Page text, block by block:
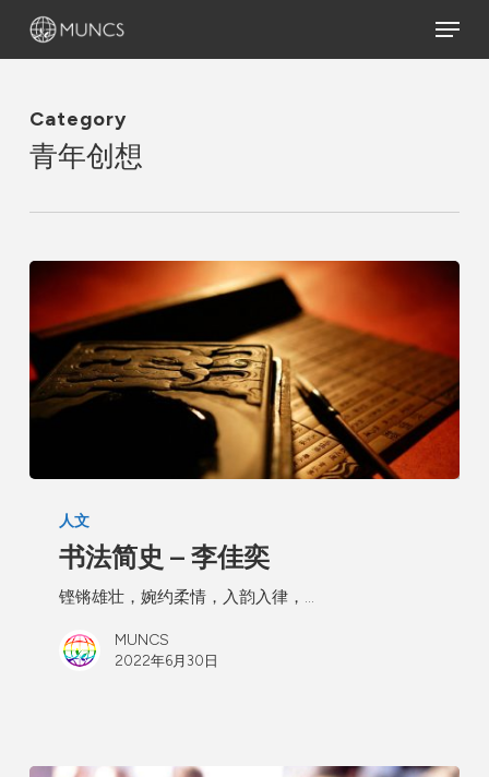
Menu
Category
青年创想
人文
书法简史 – 李佳奕
铿锵雄壮，婉约柔情，入韵入律，…
MUNCS
2022年6月30日